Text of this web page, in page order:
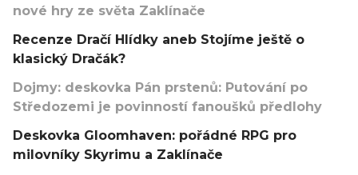
nové hry ze světa Zaklínače
Recenze Dračí Hlídky aneb Stojíme ještě o
klasický Dračák?
Dojmy: deskovka Pán prstenů: Putování po
Středozemi je povinností fanoušků předlohy
Deskovka Gloomhaven: pořádné RPG pro
milovníky Skyrimu a Zaklínače